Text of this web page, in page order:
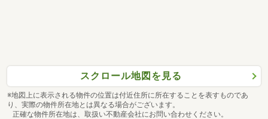
スクロール地図を見る
※地図上に表示される物件の位置は付近住所に所在することを表すものであ
り、実際の物件所在地とは異なる場合がございます。
正確な物件所在地は、取扱い不動産会社にお問い合わせください。